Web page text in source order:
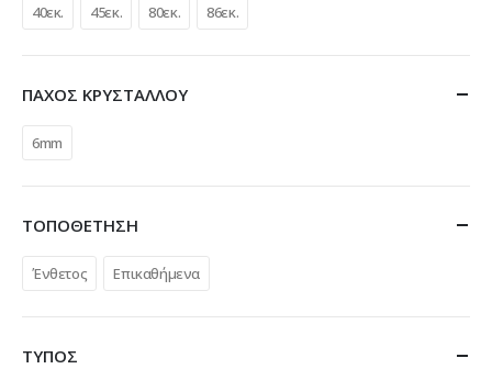
40εκ. 45εκ. 80εκ. 86εκ.
ΠΑΧΟΣ ΚΡΥΣΤΑΛΛΟΥ
6mm
ΤΟΠΟΘΕΤΗΣΗ
Ένθετος Επικαθήμενα
ΤΥΠΟΣ